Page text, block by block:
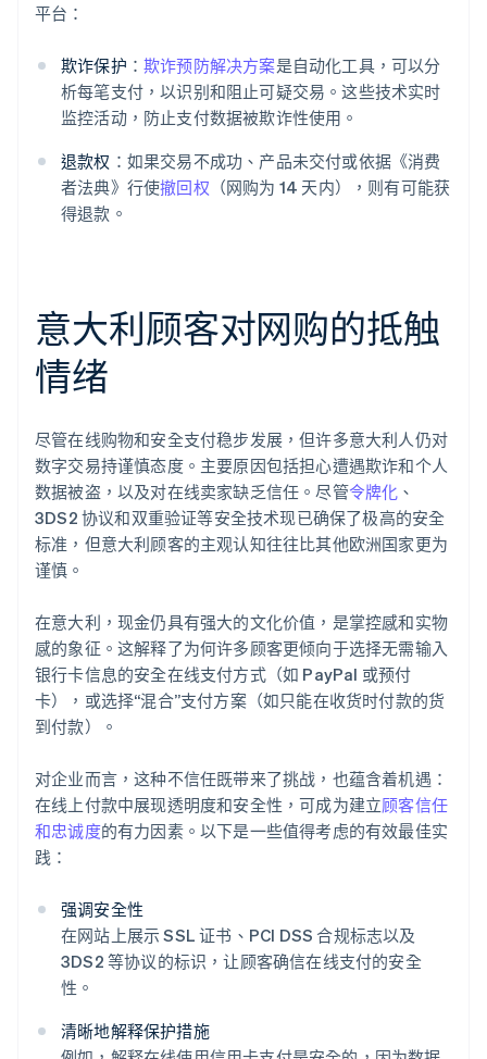
平台：
欺诈保护 ：欺诈预防解决方案是自动化工具，可以分
析每笔支付，以识别和阻止可疑交易。这些技术实时
监控活动，防止支付数据被欺诈性使用。
退款权 ：如果交易不成功、产品未交付或依据《消费
者法典》行使撤回权 （网购为 14 天内），则有可能获
得退款。
意大利顾客对网购的抵触
情绪
尽管在线购物和安全支付稳步发展，但许多意大利人仍对
数字交易持谨慎态度。主要原因包括担心遭遇欺诈和个人
数据被盗，以及对在线卖家缺乏信任。尽管令牌化 、
3DS2 协议和双重验证等安全技术现已确保了极高的安全
标准，但意大利顾客的主观认知往往比其他欧洲国家更为
谨慎。
在意大利，现金仍具有强大的文化价值，是掌控感和实物
感的象征。这解释了为何许多顾客更倾向于选择无需输入
银行卡信息的安全在线支付方式（如 PayPal 或预付
卡），或选择“混合”支付方案（如只能在收货时付款的货
到付款）。
对企业而言，这种不信任既带来了挑战，也蕴含着机遇：
在线上付款中展现透明度和安全性，可成为建立顾客信任
和忠诚度的有力因素。以下是一些值得考虑的有效最佳实
践：
强调安全性
在网站上展示 SSL 证书、PCI DSS 合规标志以及
3DS2 等协议的标识，让顾客确信在线支付的安全
性。
清晰地解释保护措施